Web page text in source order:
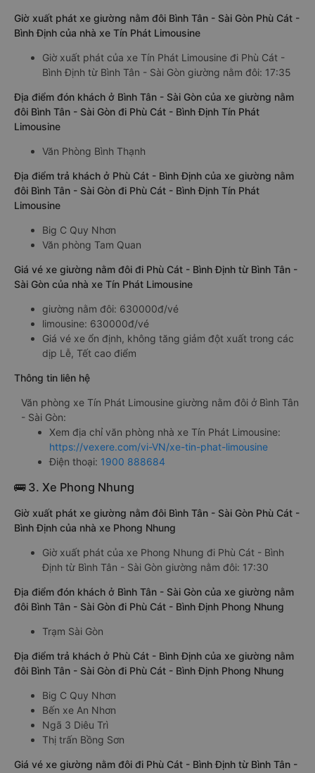
Giờ xuất phát xe giường nằm đôi Bình Tân - Sài Gòn Phù Cát -
Bình Định của nhà xe Tín Phát Limousine
Giờ xuất phát của xe Tín Phát Limousine đi Phù Cát -
Bình Định từ Bình Tân - Sài Gòn giường nằm đôi: 17:35
Địa điểm đón khách ở Bình Tân - Sài Gòn của xe giường nằm
đôi Bình Tân - Sài Gòn đi Phù Cát - Bình Định Tín Phát
Limousine
Văn Phòng Bình Thạnh
Địa điểm trả khách ở Phù Cát - Bình Định của xe giường nằm
đôi Bình Tân - Sài Gòn đi Phù Cát - Bình Định Tín Phát
Limousine
Big C Quy Nhơn
Văn phòng Tam Quan
Giá vé xe giường nằm đôi đi Phù Cát - Bình Định từ Bình Tân -
Sài Gòn của nhà xe Tín Phát Limousine
giường nằm đôi: 630000đ/vé
limousine: 630000đ/vé
Giá vé xe ổn định, không tăng giảm đột xuất trong các
dịp Lễ, Tết cao điểm
Thông tin liên hệ
Văn phòng xe Tín Phát Limousine giường nằm đôi ở Bình Tân
- Sài Gòn:
Xem địa chỉ văn phòng nhà xe Tín Phát Limousine:
https://vexere.com/vi-VN/xe-tin-phat-limousine
Điện thoại: 1900 888684
🚌 3. Xe Phong Nhung
Giờ xuất phát xe giường nằm đôi Bình Tân - Sài Gòn Phù Cát -
Bình Định của nhà xe Phong Nhung
Giờ xuất phát của xe Phong Nhung đi Phù Cát - Bình
Định từ Bình Tân - Sài Gòn giường nằm đôi: 17:30
Địa điểm đón khách ở Bình Tân - Sài Gòn của xe giường nằm
đôi Bình Tân - Sài Gòn đi Phù Cát - Bình Định Phong Nhung
Trạm Sài Gòn
Địa điểm trả khách ở Phù Cát - Bình Định của xe giường nằm
đôi Bình Tân - Sài Gòn đi Phù Cát - Bình Định Phong Nhung
Big C Quy Nhơn
Bến xe An Nhơn
Ngã 3 Diêu Trì
Thị trấn Bồng Sơn
Giá vé xe giường nằm đôi đi Phù Cát - Bình Định từ Bình Tân -